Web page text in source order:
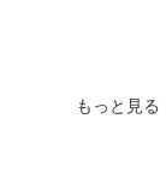
もっと見る